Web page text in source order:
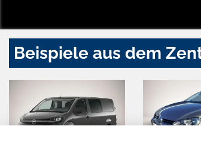
Beispiele aus dem